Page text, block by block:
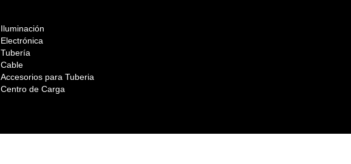
Iluminación
Electrónica
Tubería
Cable
Accesorios para Tuberia
Centro de Carga